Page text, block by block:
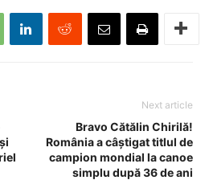
Next article
Bravo Cătălin Chirilă!
România a câștigat titlul de
campion mondial la canoe
simplu după 36 de ani